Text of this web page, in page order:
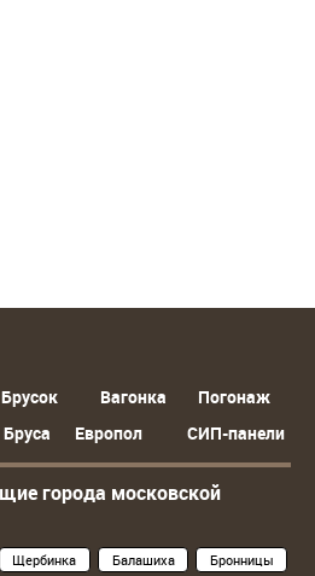
Брусок Вагонка
Погонаж
Европол СИП-панели
города московской
Щербинка Балашиха
Бронницы